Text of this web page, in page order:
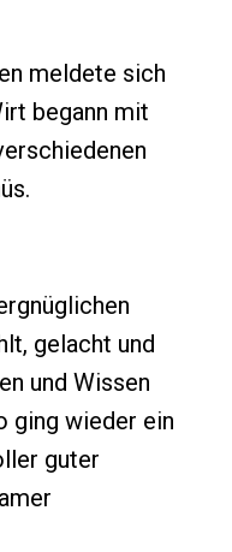
meldete sich
begann mit
gelacht und
und Wissen
ging wieder ein
guter